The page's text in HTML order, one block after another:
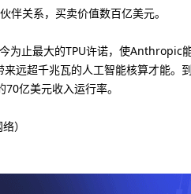
关系，买卖价值数百亿美元。
为止最大的TPU许诺，使Anthropic
远超千兆瓦的人工智能核算才能。
亿美元收入运行率。
）